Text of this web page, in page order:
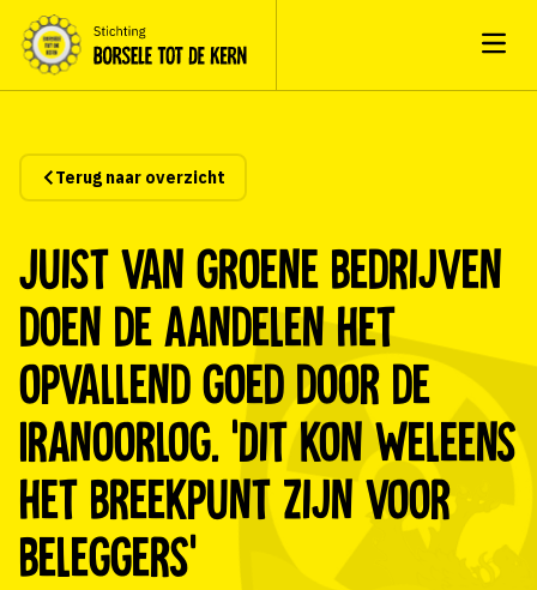
Terug naar overzicht
Juist van groene bedrijven
doen de aandelen het
opvallend goed door de
Iranoorlog. ‘Dit kon weleens
het breekpunt zijn voor
beleggers’